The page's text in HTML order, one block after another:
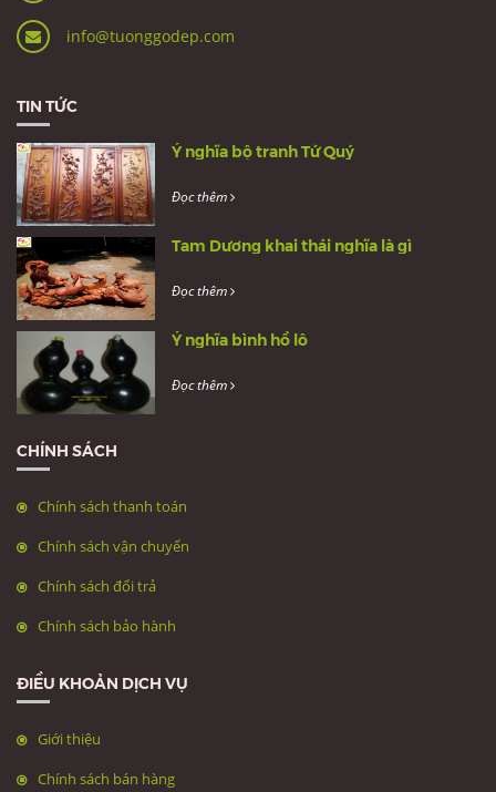
info@tuonggodep.com
TIN TỨC
Ý nghĩa bộ tranh Tứ Quý
Đọc thêm
Tam Dương khai thái nghĩa là gì
Đọc thêm
Ý nghĩa bình hồ lô
Đọc thêm
CHÍNH SÁCH
Chính sách thanh toán
Chính sách vận chuyển
Chính sách đổi trả
Chính sách bảo hành
ĐIỀU KHOẢN DỊCH VỤ
Giới thiệu
Chính sách bán hàng